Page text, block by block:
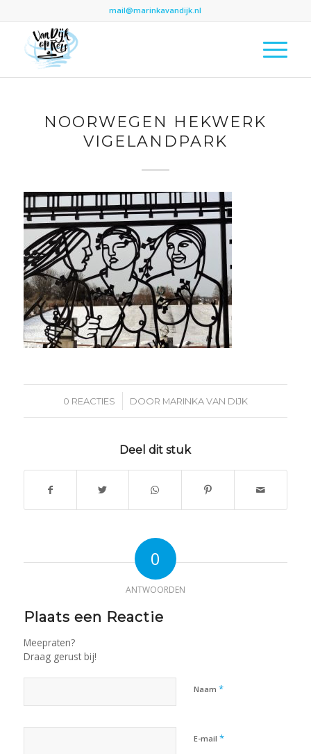
mail@marinkavandijk.nl
NOORWEGEN HEKWERK
VIGELANDPARK
0 REACTIES
/ DOOR MARINKA VAN DIJK
Deel dit stuk
0
ANTWOORDEN
Plaats een Reactie
Meepraten?
Draag gerust bij!
Naam *
E-mail *